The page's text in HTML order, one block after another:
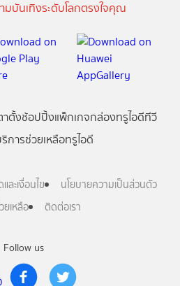
Follow us
บันเทิงระดับโลกตรงใจคุณ
ตั้งช้อปปิ้งแพ็กเกจกล่องทรูไอดีทีวี
การช่วยเหลือทรูไอดี
ละเงื่อนไข
นโยบายความเป็นส่วนตัว
ยเหลือ
ติดต่อเรา